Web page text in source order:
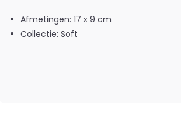
Afmetingen: 17 x 9 cm
Collectie: Soft